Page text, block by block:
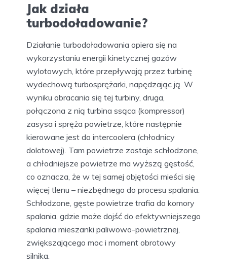
Jak działa
turbodoładowanie?
Działanie turbodoładowania opiera się na
wykorzystaniu energii kinetycznej gazów
wylotowych, które przepływają przez turbinę
wydechową turbosprężarki, napędzając ją. W
wyniku obracania się tej turbiny, druga,
połączona z nią turbina ssąca (kompressor)
zasysa i spręża powietrze, które następnie
kierowane jest do intercoolera (chłodnicy
dolotowej). Tam powietrze zostaje schłodzone,
a chłodniejsze powietrze ma wyższą gęstość,
co oznacza, że w tej samej objętości mieści się
więcej tlenu – niezbędnego do procesu spalania.
Schłodzone, gęste powietrze trafia do komory
spalania, gdzie może dojść do efektywniejszego
spalania mieszanki paliwowo-powietrznej,
zwiększającego moc i moment obrotowy
silnika.